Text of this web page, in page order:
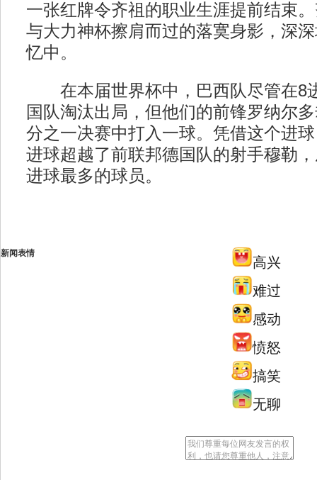
一张红牌令齐祖的职业生涯提前结束
与大力神杯擦肩而过的落寞身影，深
忆中。
在本届世界杯中，巴西队尽管在8
国队淘汰出局，但他们的前锋罗纳尔
分之一决赛中打入一球。凭借这个进
进球超越了前联邦德国队的射手穆勒
进球最多的球员。
新闻表情
高兴
难过
感动
愤怒
搞笑
无聊